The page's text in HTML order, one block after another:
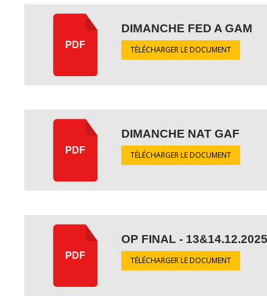
PDF
DIMANCHE FED A GAM
TÉLÉCHARGER LE DOCUMENT
PDF
DIMANCHE NAT GAF
TÉLÉCHARGER LE DOCUMENT
PDF
OP FINAL - 13&14.12.2025
TÉLÉCHARGER LE DOCUMENT